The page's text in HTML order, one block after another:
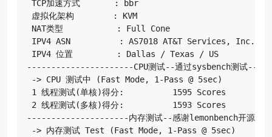
TCP加速方式       : bbr
虚拟化架构        : KVM
NAT类型           : Full Cone
IPV4 ASN          : AS7018 AT&T Services, Inc.
IPV4 位置         : Dallas / Texas / US
----------------------CPU测试--通过sysbench测
-> CPU 测试中 (Fast Mode, 1-Pass @ 5sec)
1 线程测试(单核)得分:          1595 Scores
2 线程测试(多核)得分:          1593 Scores
---------------------内存测试--感谢lemonbench开
-> 内存测试 Test (Fast Mode, 1-Pass @ 5sec)